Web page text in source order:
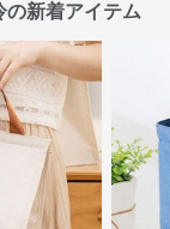
の新着アイテム